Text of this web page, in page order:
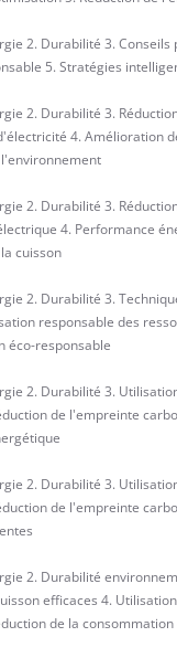
2. Durabilité 3. Conseils
5. Stratégies
2. Durabilité 3.
4. Amélioration
2. Durabilité 3.
4. Performance
cuisson
2. Durabilité 3.
responsable des
éco-responsable
2. Durabilité 3.
de l'empreinte
2. Durabilité 3.
de l'empreinte
2. Durabilité
efficaces 4.
de la